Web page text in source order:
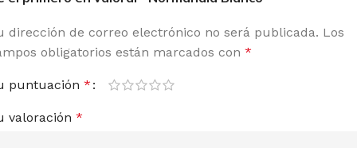
dirección de correo electrónico no será publicada. Los
obligatorios están marcados con *
puntuación *
valoración *